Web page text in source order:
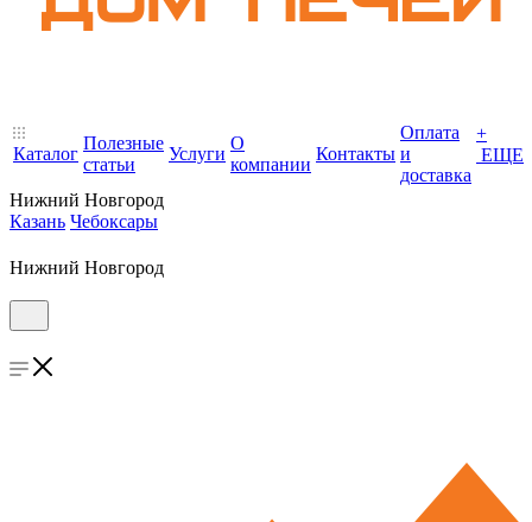
Каталог
Полезные
статьи
Услуги
О
компании
Контакты
Оплата
и
доставка
+
ЕЩЕ
Нижний Новгород
Казань Чебоксары
Нижний Новгород